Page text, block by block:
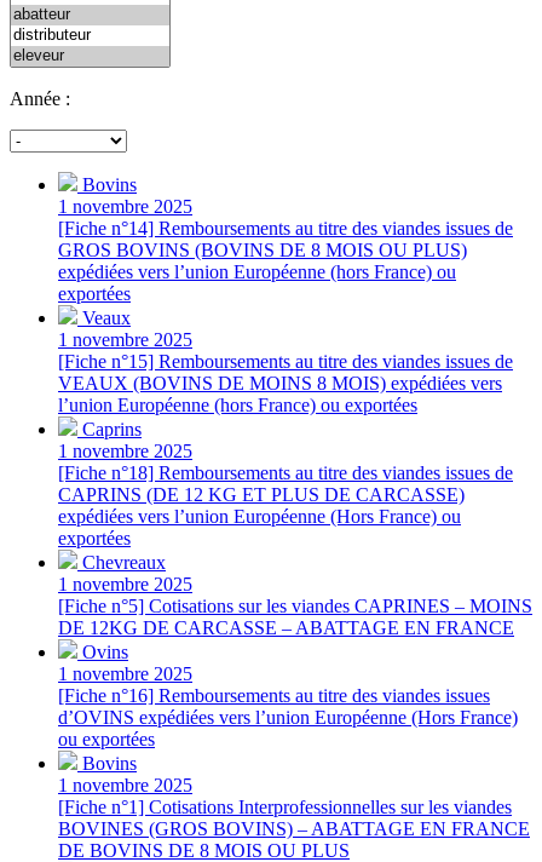
Année :
Bovins
1 novembre 2025
[Fiche n°14] Remboursements au titre des viandes issues de
GROS BOVINS (BOVINS DE 8 MOIS OU PLUS)
expédiées vers l’union Européenne (hors France) ou
exportées
Veaux
1 novembre 2025
[Fiche n°15] Remboursements au titre des viandes issues de
VEAUX (BOVINS DE MOINS 8 MOIS) expédiées vers
l’union Européenne (hors France) ou exportées
Caprins
1 novembre 2025
[Fiche n°18] Remboursements au titre des viandes issues de
CAPRINS (DE 12 KG ET PLUS DE CARCASSE)
expédiées vers l’union Européenne (Hors France) ou
exportées
Chevreaux
1 novembre 2025
[Fiche n°5] Cotisations sur les viandes CAPRINES – MOINS
DE 12KG DE CARCASSE – ABATTAGE EN FRANCE
Ovins
1 novembre 2025
[Fiche n°16] Remboursements au titre des viandes issues
d’OVINS expédiées vers l’union Européenne (Hors France)
ou exportées
Bovins
1 novembre 2025
[Fiche n°1] Cotisations Interprofessionnelles sur les viandes
BOVINES (GROS BOVINS) – ABATTAGE EN FRANCE
DE BOVINS DE 8 MOIS OU PLUS